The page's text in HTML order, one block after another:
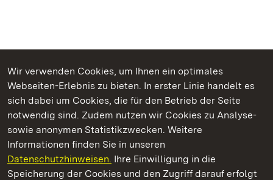
Wir verwenden Cookies, um Ihnen ein optimales
Webseiten-Erlebnis zu bieten. In erster Linie handelt es
sich dabei um Cookies, die für den Betrieb der Seite
notwendig sind. Zudem nutzen wir Cookies zu Analyse-
sowie anonymen Statistikzwecken. Weitere
Informationen finden Sie in unseren
Datenschutzhinweisen. Ihre Einwilligung in die
Speicherung der Cookies und den Zugriff darauf erfolgt
Kommen. Staunen. Genießen.
Staatliche Schlösser und Gärten Baden‑Württemberg